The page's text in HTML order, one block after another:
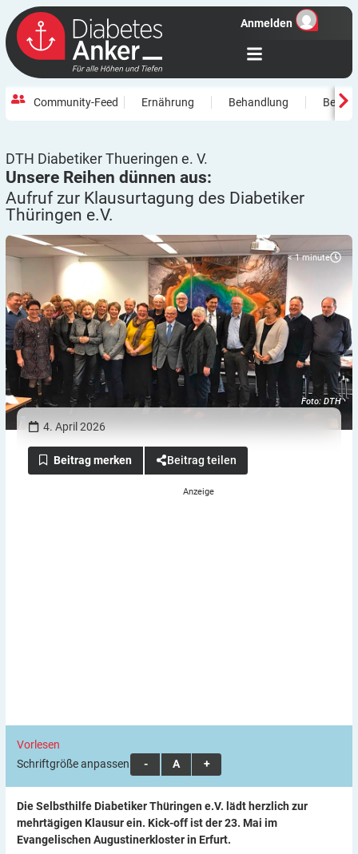
Anmelden
Community-Feed Ernährung Behandlung
DTH Diabetiker Thueringen e. V.
Unsere Reihen dünnen aus:
Aufruf zur Klausurtagung des Diabetiker
Thüringen e.V.
< 1 minute
Foto: DTH
4. April 2026
Beitrag teilen
Vorlesen
Schriftgröße anpassen:
A A A
Die Selbsthilfe Diabetiker Thüringen e.V. lädt herzlich zur
mehrtägigen Klausur ein. Kick-off ist der 23. Mai im
Evangelischen Augustinerkloster in Erfurt.